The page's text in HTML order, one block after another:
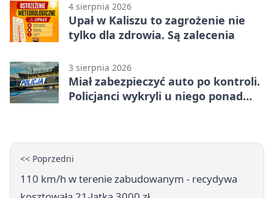
4 sierpnia 2026
Upał w Kaliszu to zagrożenie nie
tylko dla zdrowia. Są zalecenia
3 sierpnia 2026
Miał zabezpieczyć auto po kontroli.
Policjanci wykryli u niego ponad
<< Poprzedni
110 km/h w terenie zabudowanym - recydywa